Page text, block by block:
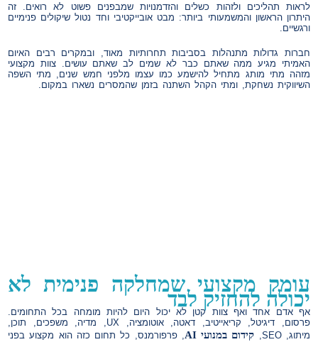
לראות תהליכים ולזהות כשלים והזדמנויות שמבפנים פשוט לא רואים. זה
היתרון הראשון והמשמעותי ביותר: מבט אובייקטיבי וחד נטול שיקולים פנימיים
ורגשיים.
חברות גדולות מתנהלות בסביבות תחרותיות מאוד, ובמקרים רבים האיום
האמיתי מגיע ממה שאתם כבר לא שמים לב שאתם עושים. צוות מקצועי
מזהה מתי מותג מתחיל להישמע כמו עצמו מלפני חמש שנים, מתי השפה
השיווקית נשחקת, ומתי הקהל השתנה בזמן שהמסרים נשארו במקום.
עומק מקצועי שמחלקה פנימית לא
יכולה להחזיק לבד
אף אדם אחד ואף צוות קטן לא יכול היום להיות מומחה בכל התחומים.
פרסום, דיגיטל, קריאייטיב, דאטה, אוטומציה, UX, מדיה, משפכים, תוכן,
מיתוג, SEO,
קידום במנועי AI
, פרפורמנס, כל תחום כזה הוא מקצוע בפני